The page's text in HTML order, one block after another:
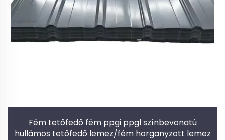
Fém tetőfedő fém ppgi ppgl színbevonatú
hullámos tetőfedő lemez/fém horganyzott lemez